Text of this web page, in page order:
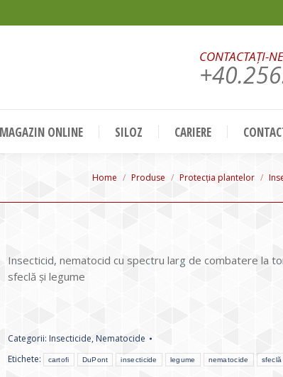
CONTACTAȚI-NE
MAGAZIN ONLINE SILOZ CARIERE
You are here:
Home Produse Protecția plantelor
Insecticid, nematocid cu spectru larg de combatere la
sfeclă şi legume
Categorii: Insecticide, Nematocide
Etichete:
cartofi DuPont insecticide legume nematocide sfeclă